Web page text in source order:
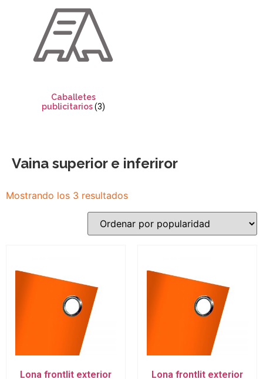
Caballetes
publicitarios(3)
Vaina superior e inferiror
Mostrando los 3 resultados
Lona frontlit exterior Lona frontlit exterior